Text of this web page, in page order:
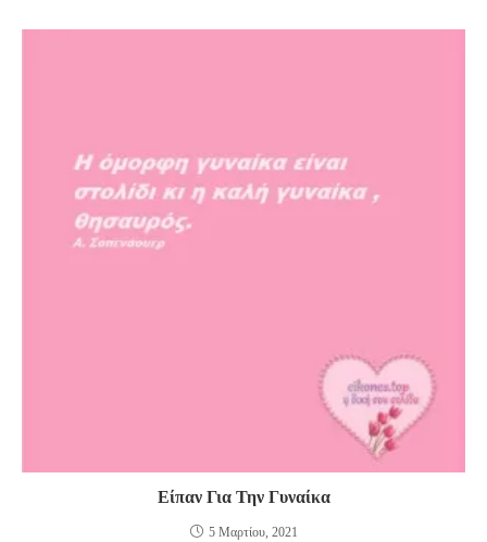
Είπαν Για Την Γυναίκα
5 Μαρτίου, 2021